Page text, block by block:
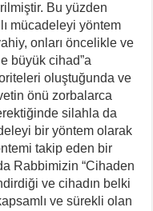
Bu yüzden
mücadeleyi yöntem
onları öncelikle ve
büyük cihad”a
oluştuğunda ve
önü zorbalarca
silahla da
bir yöntem olarak
takip eden bir
Rabbimizin “Cihaden
ve cihadın belki
ve sürekli olan